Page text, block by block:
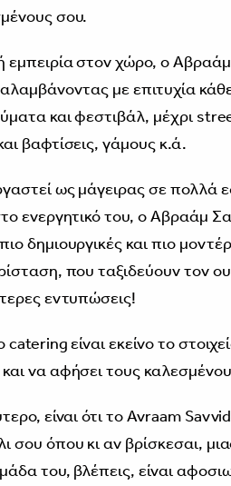
σου.
εμπειρία στον χώρο, ο
με επιτυχία
και φεστιβάλ, μέχρι
βαφτίσεις, γάμους κ.ά.
ως μάγειρας σε πολλά
ενεργητικό του, ο Αβραάμ
δημιουργικές και πιο
που ταξιδεύουν τον
εντυπώσεις!
είναι εκείνο το
να αφήσει τους
είναι ότι το Avraam
σου όπου κι αν βρίσκεσαι,
του, βλέπεις, είναι